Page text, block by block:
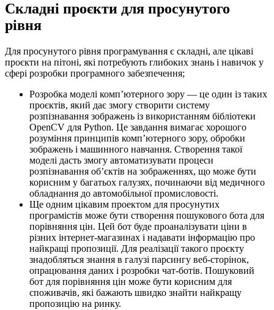
Складні проєкти для просунутого
рівня
Для просунутого рівня програмування є складні, але цікаві
проєкти на пітоні, які потребують глибоких знань і навичок у
сфері розробки програмного забезпечення;
Розробка моделі комп’ютерного зору — це один із таких
проєктів, який дає змогу створити систему
розпізнавання зображень із використанням бібліотеки
OpenCV для Python. Це завдання вимагає хорошого
розуміння принципів комп’ютерного зору, обробки
зображень і машинного навчання. Створення такої
моделі дасть змогу автоматизувати процеси
розпізнавання об’єктів на зображеннях, що може бути
корисним у багатьох галузях, починаючи від медичного
обладнання до автомобільної промисловості.
Ще одним цікавим проектом для просунутих
програмістів може бути створення пошукового бота для
порівняння цін. Цей бот буде проаналізувати ціни в
різних інтернет-магазинах і надавати інформацію про
найкращі пропозиції. Для реалізації такого проєкту
знадобляться знання в галузі парсингу веб-сторінок,
опрацювання даних і розробки чат-ботів. Пошуковий
бот для порівняння цін може бути корисним для
споживачів, які бажають швидко знайти найкращу
пропозицію на ринку.